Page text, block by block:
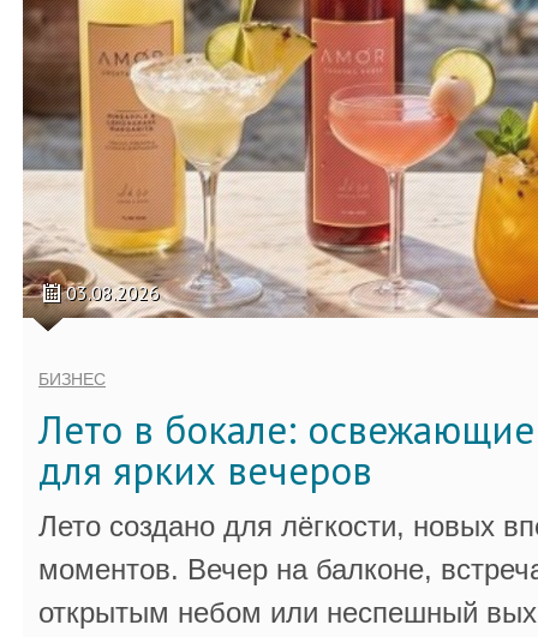
03.08.2026
БИЗНЕС
Лето в бокале:
для ярких вечеров
Лето создано для лёгкости, новых
моментов. Вечер на балконе,
открытым небом или неспешный